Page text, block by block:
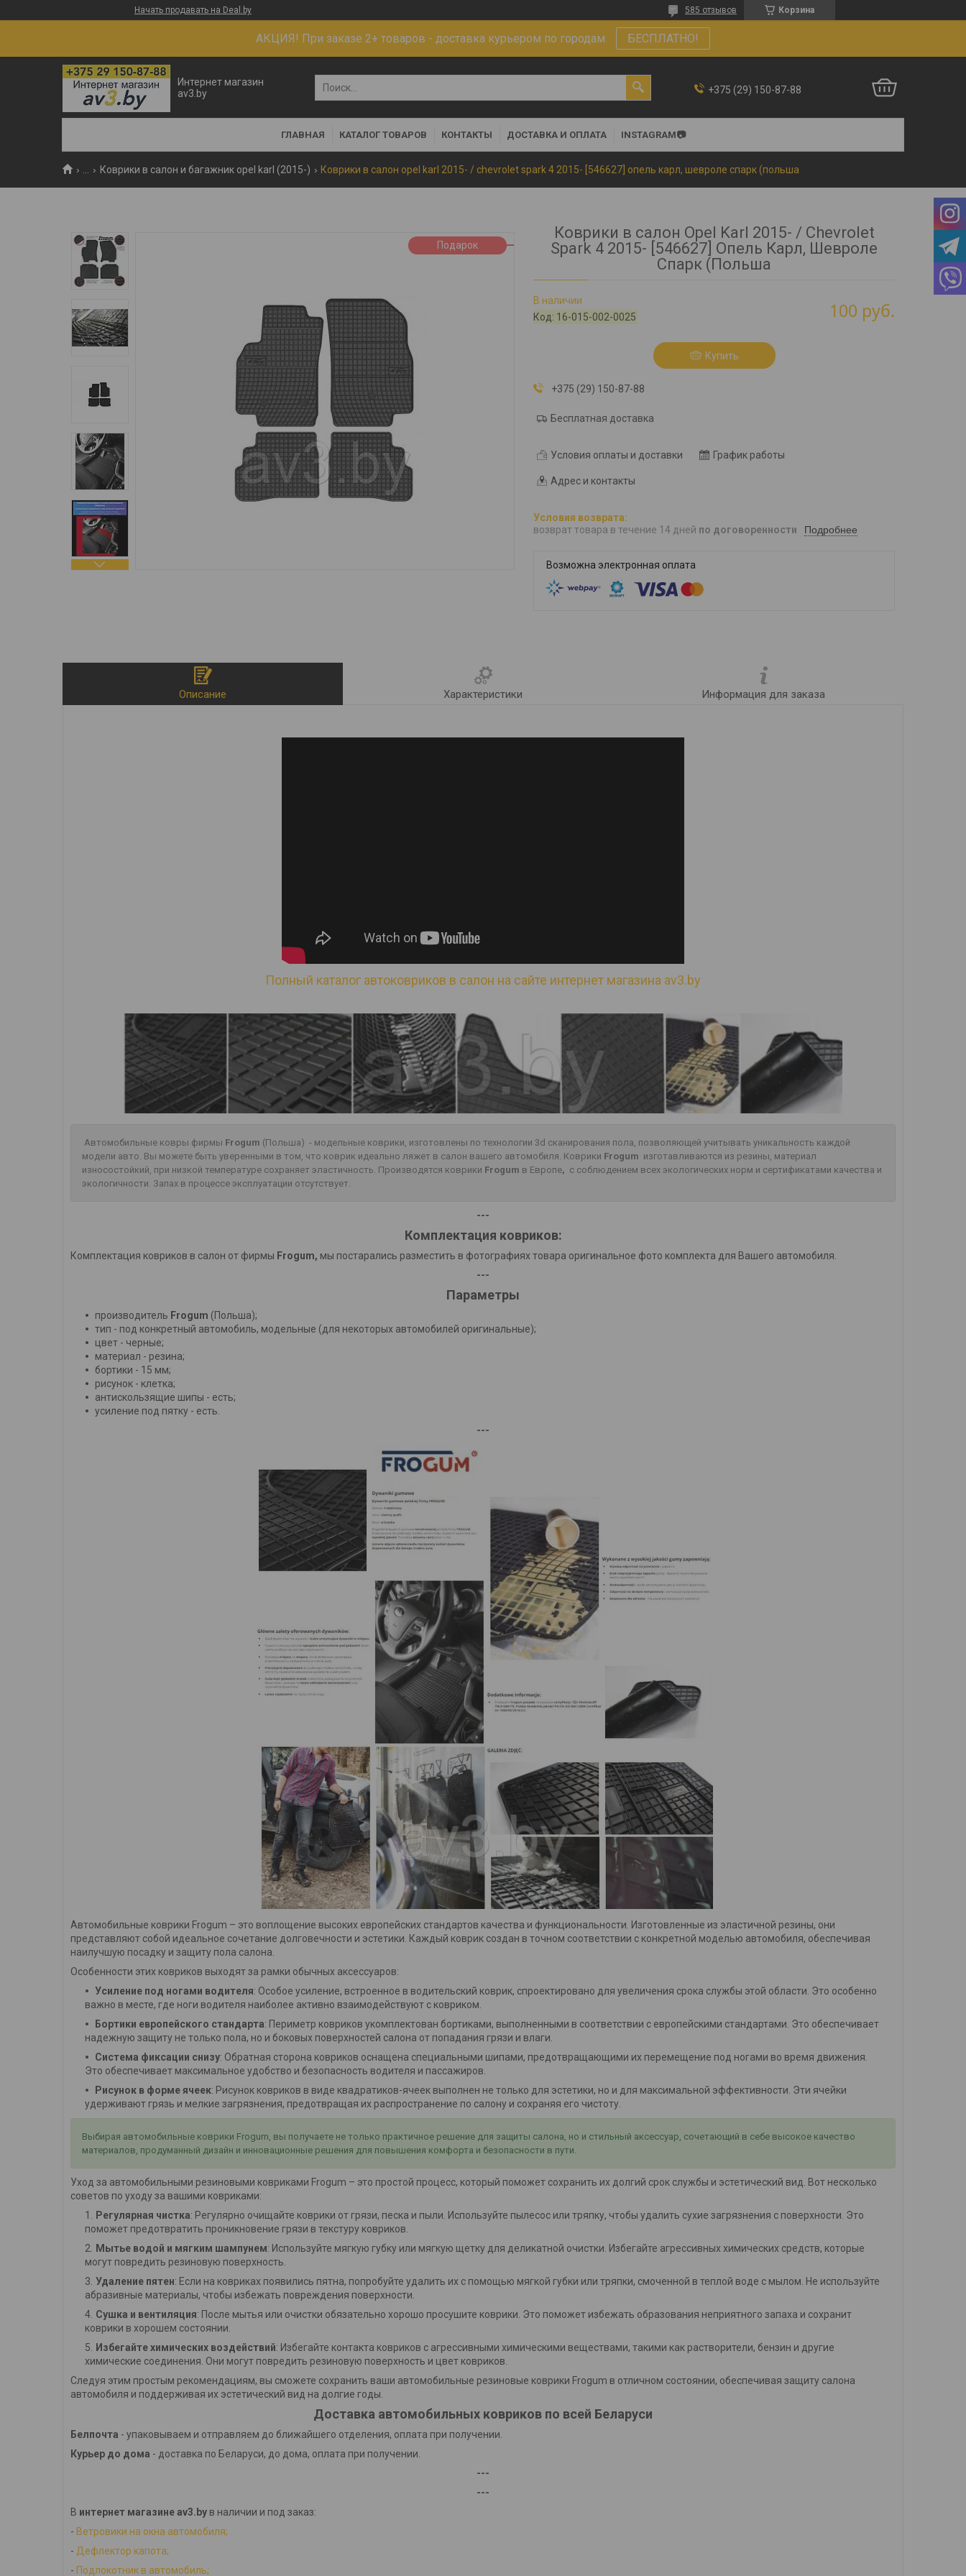
Начать продавать на Deal.by Корзина
585 отзывов
АКЦИЯ! При заказе 2+ товаров - доставка курьером по городам БЕСПЛАТНО!
Интернет магазин
av3.by
+375 (29) 150-87-88
ГЛАВНАЯ КАТАЛОГ ТОВАРОВ КОНТАКТЫ ДОСТАВКА И ОПЛАТА INSTAGRAM📷
Коврики в салон и багажник opel karl (2015-) Коврики в салон opel karl 2015- / chevrolet spark 4 2015- [546627] опель карл, шевроле спарк (польша
Подарок
Коврики в салон Opel Karl 2015- / Chevrolet
Spark 4 2015- [546627] Опель Карл, Шевроле
Спарк (Польша
В наличии
Код: 16-015-002-0025 100 руб.
Купить
+375 (29) 150-87-88
Бесплатная доставка
Условия оплаты и доставки График работы
Адрес и контакты
возврат товара в течение 14 дней по договоренности Подробнее
Описание Характеристики Информация для заказа
Полный каталог автоковриков в салон на сайте интернет магазина av3.by
Автомобильные ковры фирмы Frogum (Польша) - модельные коврики, изготовлены по технологии 3d сканирования пола, позволяющей учитывать уникальность каждой
модели авто. Вы можете быть уверенными в том, что коврик идеально ляжет в салон вашего автомобиля. Коврики Frogum изготавливаются из резины, материал
износостойкий, при низкой температуре сохраняет эластичность. Производятся коврики Frogum в Европе, с соблюдением всех экологических норм и сертификатами качества и
экологичности. Запах в процессе эксплуатации отсутствует.
---
Комплектация ковриков:
Комплектация ковриков в салон от фирмы Frogum, мы постарались разместить в фотографиях товара оригинальное фото комплекта для Вашего автомобиля.
---
Параметры
производитель Frogum (Польша);
тип - под конкретный автомобиль, модельные (для некоторых автомобилей оригинальные);
цвет - черные;
материал - резина;
бортики - 15 мм;
рисунок - клетка;
антискользящие шипы - есть;
усиление под пятку - есть.
---
Автомобильные коврики Frogum – это воплощение высоких европейских стандартов качества и функциональности. Изготовленные из эластичной резины, они
представляют собой идеальное сочетание долговечности и эстетики. Каждый коврик создан в точном соответствии с конкретной моделью автомобиля, обеспечивая
наилучшую посадку и защиту пола салона.
Особенности этих ковриков выходят за рамки обычных аксессуаров:
Усиление под ногами водителя: Особое усиление, встроенное в водительский коврик, спроектировано для увеличения срока службы этой области. Это особенно
важно в месте, где ноги водителя наиболее активно взаимодействуют с ковриком.
Бортики европейского стандарта: Периметр ковриков укомплектован бортиками, выполненными в соответствии с европейскими стандартами. Это обеспечивает
надежную защиту не только пола, но и боковых поверхностей салона от попадания грязи и влаги.
Система фиксации снизу: Обратная сторона ковриков оснащена специальными шипами, предотвращающими их перемещение под ногами во время движения.
Это обеспечивает максимальное удобство и безопасность водителя и пассажиров.
Рисунок в форме ячеек: Рисунок ковриков в виде квадратиков-ячеек выполнен не только для эстетики, но и для максимальной эффективности. Эти ячейки
удерживают грязь и мелкие загрязнения, предотвращая их распространение по салону и сохраняя его чистоту.
Выбирая автомобильные коврики Frogum, вы получаете не только практичное решение для защиты салона, но и стильный аксессуар, сочетающий в себе высокое качество
материалов, продуманный дизайн и инновационные решения для повышения комфорта и безопасности в пути.
Уход за автомобильными резиновыми ковриками Frogum – это простой процесс, который поможет сохранить их долгий срок службы и эстетический вид. Вот несколько
советов по уходу за вашими ковриками:
Регулярная чистка: Регулярно очищайте коврики от грязи, песка и пыли. Используйте пылесос или тряпку, чтобы удалить сухие загрязнения с поверхности. Это
поможет предотвратить проникновение грязи в текстуру ковриков.
Мытье водой и мягким шампунем: Используйте мягкую губку или мягкую щетку для деликатной очистки. Избегайте агрессивных химических средств, которые
могут повредить резиновую поверхность.
Удаление пятен: Если на ковриках появились пятна, попробуйте удалить их с помощью мягкой губки или тряпки, смоченной в теплой воде с мылом. Не используйте
абразивные материалы, чтобы избежать повреждения поверхности.
Сушка и вентиляция: После мытья или очистки обязательно хорошо просушите коврики. Это поможет избежать образования неприятного запаха и сохранит
коврики в хорошем состоянии.
Избегайте химических воздействий: Избегайте контакта ковриков с агрессивными химическими веществами, такими как растворители, бензин и другие
химические соединения. Они могут повредить резиновую поверхность и цвет ковриков.
Следуя этим простым рекомендациям, вы сможете сохранить ваши автомобильные резиновые коврики Frogum в отличном состоянии, обеспечивая защиту салона
автомобиля и поддерживая их эстетический вид на долгие годы.
Доставка автомобильных ковриков по всей Беларуси
Белпочта - упаковываем и отправляем до ближайшего отделения, оплата при получении.
Курьер до дома - доставка по Беларуси, до дома, оплата при получении.
---
---
В интернет магазине av3.by в наличии и под заказ:
- Ветровики на окна автомобиля;
- Дефлектор капота;
- Подлокотник в автомобиль;